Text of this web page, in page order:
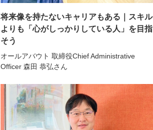
将来像を持たないキャリアもある｜スキル
よりも「心がしっかりしている人」を目指
そう
オールアバウト 取締役Chief Administrative
Officer 森田 恭弘さん